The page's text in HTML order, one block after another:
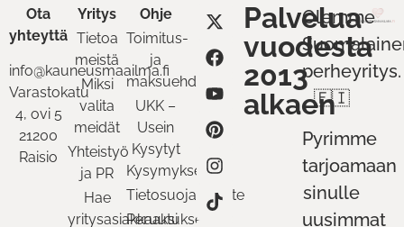
Ota
yhteyttä
info@kauneusmaailma.fi
Varastokatu
4, ovi 5
21200
Raisio
Yritys
Tietoa
meistä
Miksi
valita
meidät
Yhteistyö
ja PR
Hae
yritysasiakkaaksi
Ohje
Toimitus-
ja
maksuehdot
UKK –
Usein
Kysytyt
Kysymykset
Tietosuojaseloste
Peruutukset
Palvelua
vuodesta
2013
alkaen
Olemme
perheyritys.
🇫🇮
Pyrimme
tarjoamaan
sinulle
uusimmat